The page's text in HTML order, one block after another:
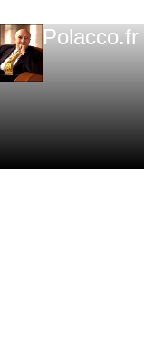
Polacco.fr